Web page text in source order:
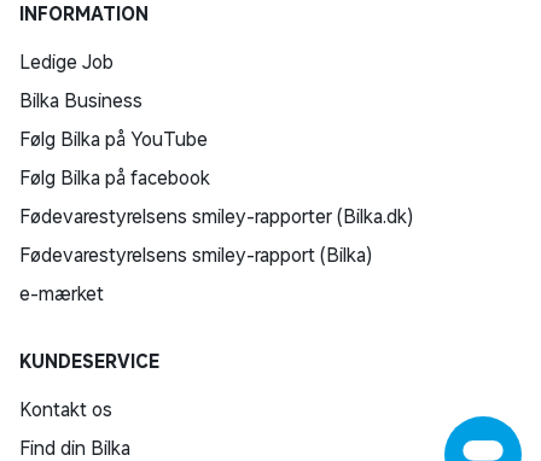
INFORMATION
Ledige Job
Bilka Business
Følg Bilka på YouTube
Følg Bilka på facebook
Fødevarestyrelsens smiley-rapporter (Bilka.dk)
Fødevarestyrelsens smiley-rapport (Bilka)
e-mærket
KUNDESERVICE
Kontakt os
Find din Bilka